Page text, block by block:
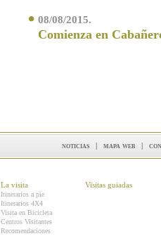
08/08/2015.
Comienza en
noticias | mapa web |
La visita
Itinerarios a pie
Itinerarios 4X4
Visita en Bicicleta
Centros Visitantes
Recomendaciones
Visitas guiadas